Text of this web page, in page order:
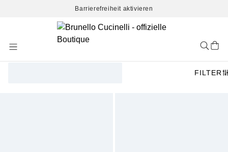
Barrierefreiheit aktivieren
Content
FILTER